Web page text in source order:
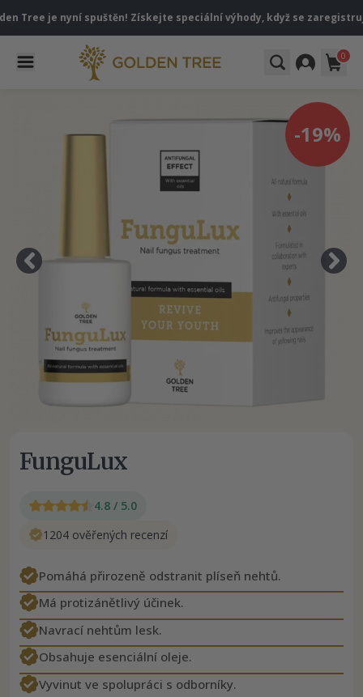
je nyní spuštěn! Získejte speciální výhody, když se zaregistrujete
0
-19%
FunguLux
4.8 / 5.0
1204 ověřených recenzí
Pomáhá přirozeně odstranit plíseň nehtů.
Má protizánětlivý účinek.
Navrací nehtům lesk.
Obsahuje esenciální oleje.
Vyvinut ve spolupráci s odborníky.